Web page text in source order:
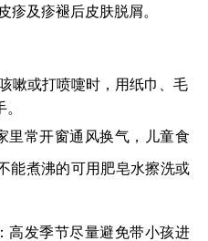
疹及疹褪后皮肤脱屑。
嗽或打喷嚏时，用纸巾、毛
里常开窗通风换气，儿童食
能煮沸的可用肥皂水擦洗或
高发季节尽量避免带小孩进